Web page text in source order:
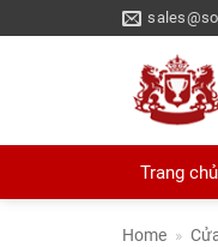
to
Trang chủ
Home »